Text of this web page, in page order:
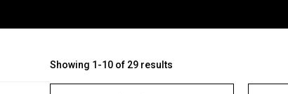
Showing 1-10 of 29 results